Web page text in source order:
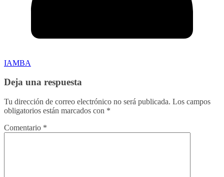
IAMBA
Deja una respuesta
Tu dirección de correo electrónico no será publicada. Los campos
obligatorios están marcados con *
Comentario *